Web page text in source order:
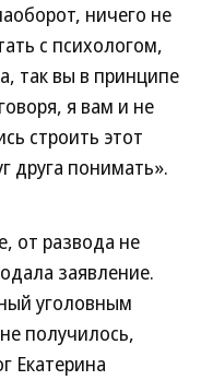
ничего не
с психологом,
так вы в принципе
я вам и не
строить этот
друга понимать».
от развода не
заявление.
уголовным
получилось,
Екатерина